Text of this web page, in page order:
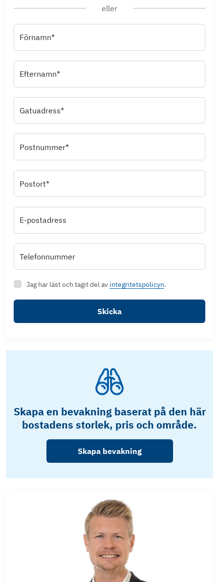
eller
Förnamn*
Efternamn*
Gatuadress*
Postnummer*
Postort*
E-postadress
Telefonnummer
Jag har läst och tagit del av integritetspolicyn.
Skicka
Skapa en bevakning baserat på den här
bostadens storlek, pris och område.
Skapa bevakning